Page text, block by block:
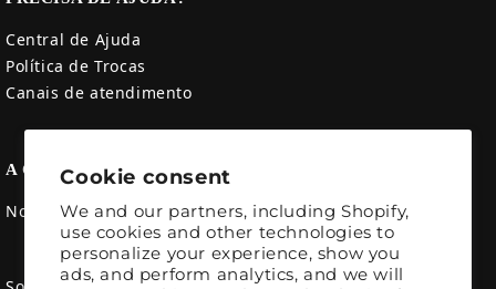
Cookie consent
We and our partners, including Shopify,
use cookies and other technologies to
personalize your experience, show you
ads, and perform analytics, and we will
Central de Ajuda
Política de Trocas
Canais de atendimento
A CRÍTICA
Nossa história